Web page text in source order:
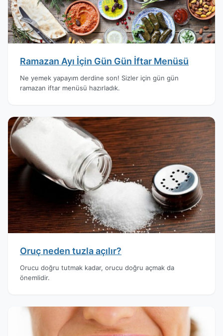
Ramazan Ayı İçin Gün Gün İftar Menüsü
Ne yemek yapayım derdine son! Sizler için gün gün
ramazan iftar menüsü hazırladık.
Oruç neden tuzla açılır?
Orucu doğru tutmak kadar, orucu doğru açmak da
önemlidir.